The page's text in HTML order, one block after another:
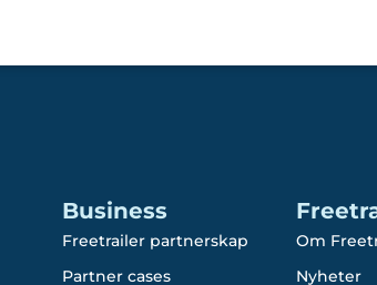
Business
Freetrailer partnerskap
Partner cases
Om
Nyheter